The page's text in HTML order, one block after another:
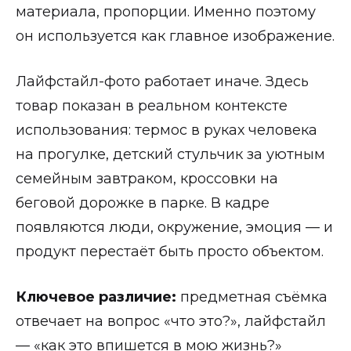
материала, пропорции. Именно поэтому
он используется как главное изображение.
Лайфстайл-фото работает иначе. Здесь
товар показан в реальном контексте
использования: термос в руках человека
на прогулке, детский стульчик за уютным
семейным завтраком, кроссовки на
беговой дорожке в парке. В кадре
появляются люди, окружение, эмоция — и
продукт перестаёт быть просто объектом.
Ключевое различие: предметная съёмка
отвечает на вопрос «что это?», лайфстайл
— «как это впишется в мою жизнь?»